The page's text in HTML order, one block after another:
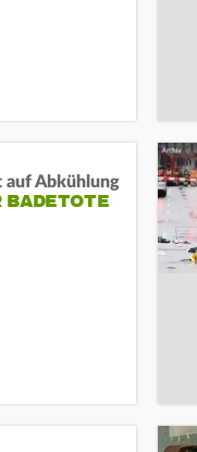
auf Abkühlung
BADETOTE